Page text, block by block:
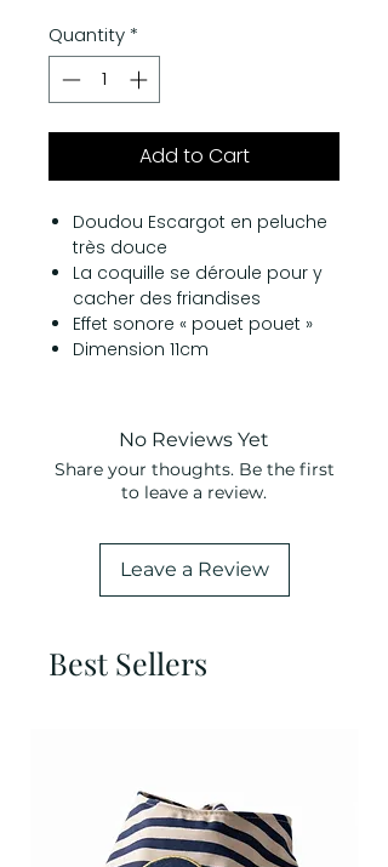
Quantity *
Add to Cart
Doudou Escargot en peluche
très douce
La coquille se déroule pour y
cacher des friandises
Effet sonore « pouet pouet »
Dimension 11cm
No Reviews Yet
Share your thoughts. Be the first
to leave a review.
Leave a Review
Best Sellers